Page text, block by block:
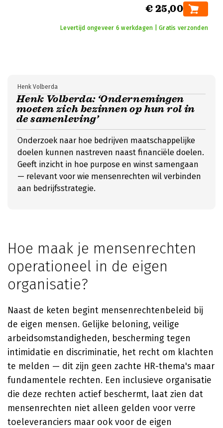
€ 25,00
Levertijd ongeveer 6 werkdagen | Gratis verzonden
Henk Volberda: ‘Ondernemingen
moeten zich bezinnen op hun rol in
de samenleving’
Henk Volberda
Onderzoek naar hoe bedrijven maatschappelijke
doelen kunnen nastreven naast financiële doelen.
Geeft inzicht in hoe purpose en winst samengaan
— relevant voor wie mensenrechten wil verbinden
aan bedrijfsstrategie.
Hoe maak je mensenrechten
operationeel in de eigen
organisatie?
Naast de keten begint mensenrechtenbeleid bij
de eigen mensen. Gelijke beloning, veilige
arbeidsomstandigheden, bescherming tegen
intimidatie en discriminatie, het recht om klachten
te melden — dit zijn geen zachte HR-thema's maar
fundamentele rechten. Een inclusieve organisatie
die deze rechten actief beschermt, laat zien dat
mensenrechten niet alleen gelden voor verre
toeleveranciers maar ook voor de eigen